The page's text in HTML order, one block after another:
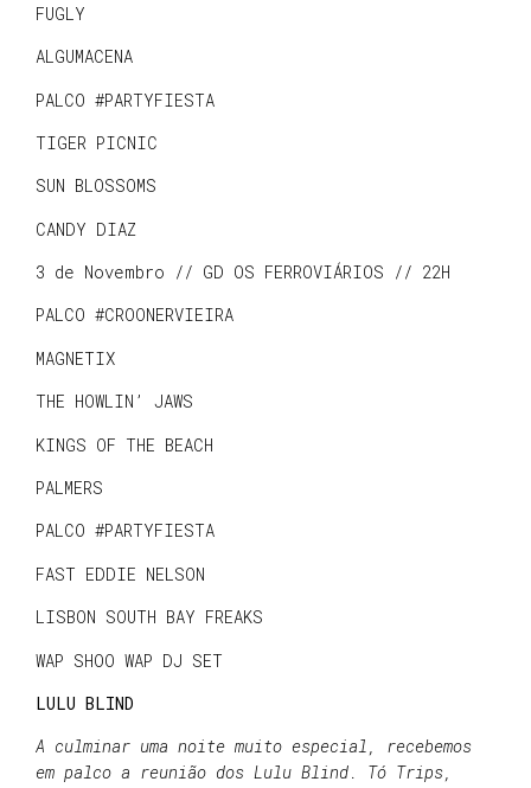
FUGLY
ALGUMACENA
PALCO #PARTYFIESTA
TIGER PICNIC
SUN BLOSSOMS
CANDY DIAZ
3 de Novembro // GD OS FERROVIÁRIOS // 22H
PALCO #CROONERVIEIRA
MAGNETIX
THE HOWLIN’ JAWS
KINGS OF THE BEACH
PALMERS
PALCO #PARTYFIESTA
FAST EDDIE NELSON
LISBON SOUTH BAY FREAKS
WAP SHOO WAP DJ SET
LULU BLIND
A culminar uma noite muito especial, recebemos
em palco a reunião dos Lulu Blind. Tó Trips,